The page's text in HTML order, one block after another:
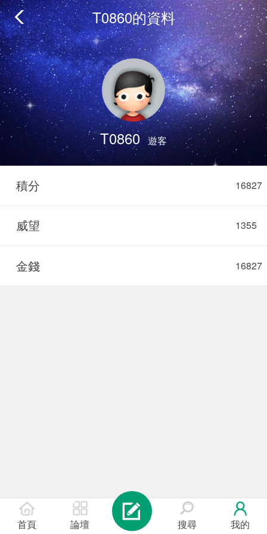
T0860的資料
T0860 遊客
16827
積分
1355
威望
16827
金錢
首頁 論壇 搜尋 我的